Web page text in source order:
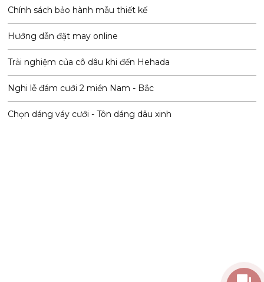
Chính sách bảo hành mẫu thiết kế
Hướng dẫn đặt may online
Trải nghiệm của cô dâu khi đến Hehada
Nghi lễ đám cưới 2 miền Nam - Bắc
Chọn dáng váy cưới - Tôn dáng dâu xinh